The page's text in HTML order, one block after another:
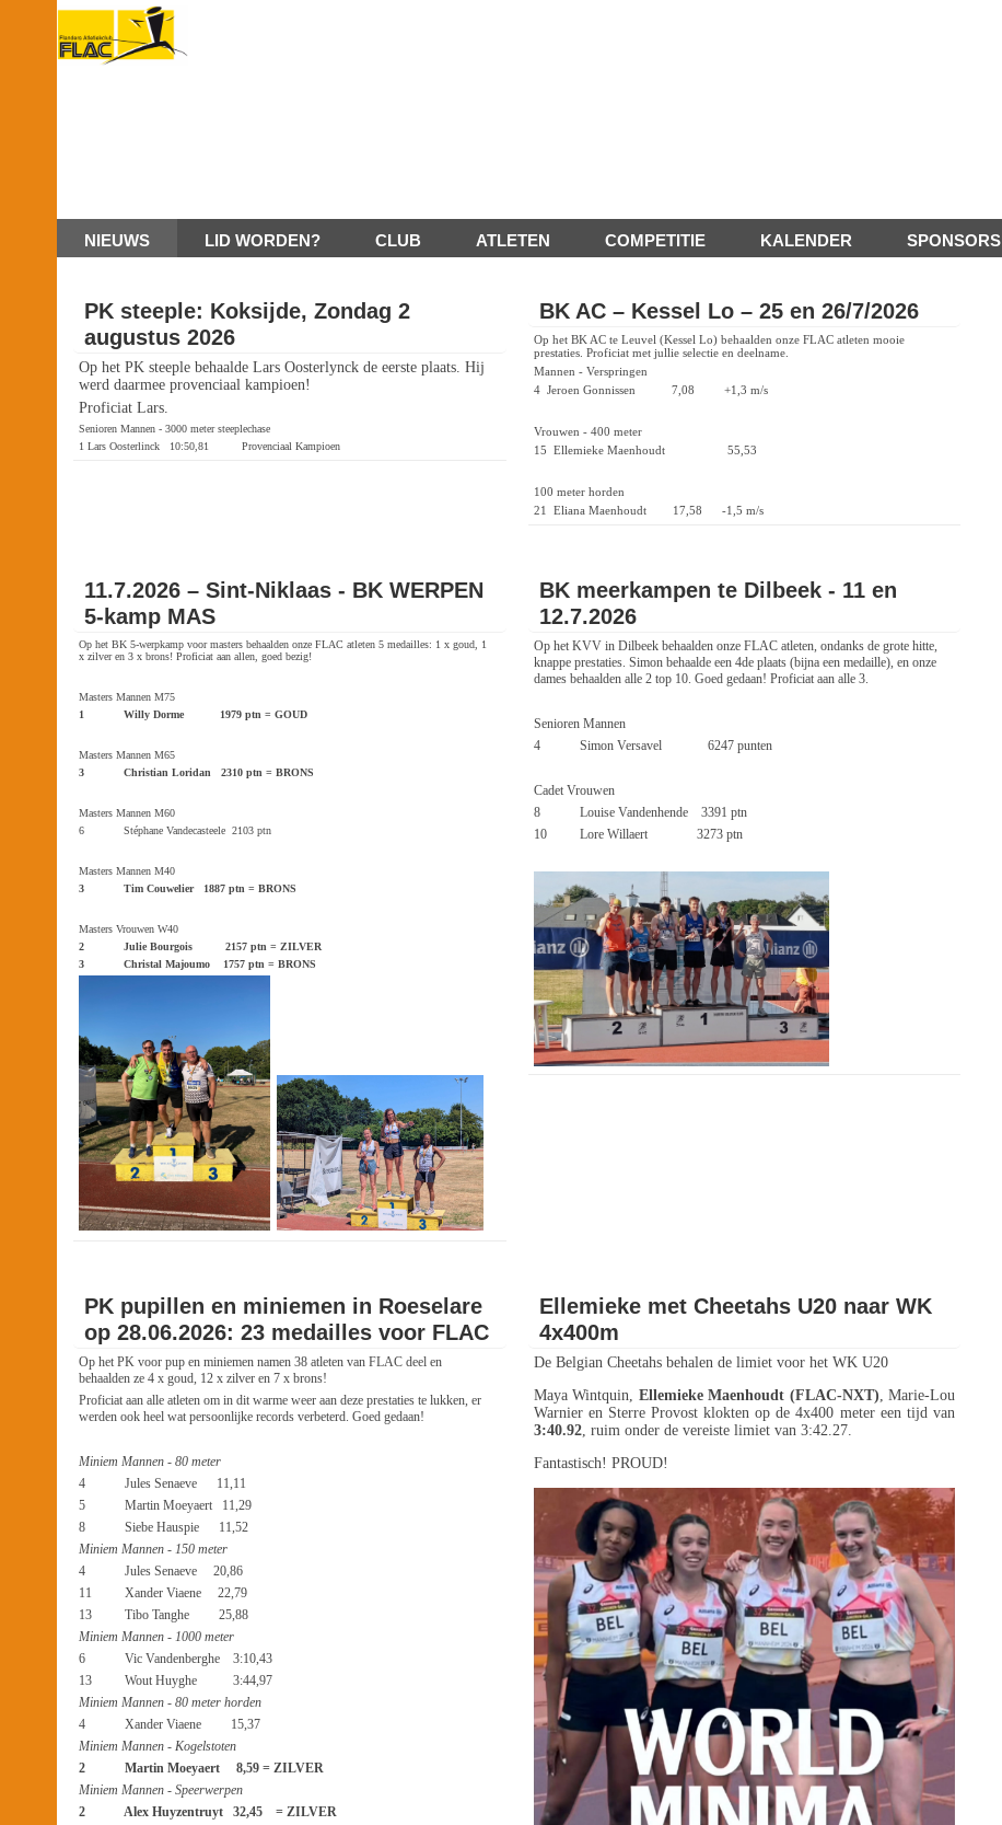
NIEUWS LID WORDEN? CLUB ATLETEN COMPETITIE KALENDER SPONSORS
PK steeple: Koksijde, Zondag 2
augustus 2026
Op het PK steeple behaalde Lars Oosterlynck de eerste plaats. Hij
werd daarmee provenciaal kampioen!
Proficiat Lars.
Senioren Mannen - 3000 meter steeplechase
1 Lars Oosterlinck 10:50,81 Provenciaal Kampioen
BK AC – Kessel Lo – 25 en 26/7/2026
Op het BK AC te Leuvel (Kessel Lo) behaalden onze FLAC atleten mooie
prestaties. Proficiat met jullie selectie en deelname.
Mannen - Verspringen
4 Jeroen Gonnissen 7,08 +1,3 m/s
Vrouwen - 400 meter
15 Ellemieke Maenhoudt 55,53
100 meter horden
21 Eliana Maenhoudt 17,58 -1,5 m/s
11.7.2026 – Sint-Niklaas - BK WERPEN
5-kamp MAS
Op het BK 5-werpkamp voor masters behaalden onze FLAC atleten 5 medailles: 1 x goud, 1
x zilver en 3 x brons! Proficiat aan allen, goed bezig!
Masters Mannen M75
1 Willy Dorme 1979 ptn = GOUD
Masters Mannen M65
3 Christian Loridan 2310 ptn = BRONS
Masters Mannen M60
6 Stéphane Vandecasteele 2103 ptn
Masters Mannen M40
3 Tim Couwelier 1887 ptn = BRONS
Masters Vrouwen W40
2 Julie Bourgois 2157 ptn = ZILVER
3 Christal Majoumo 1757 ptn = BRONS
BK meerkampen te Dilbeek - 11 en
12.7.2026
Op het KVV in Dilbeek behaalden onze FLAC atleten, ondanks de grote hitte,
knappe prestaties. Simon behaalde een 4de plaats (bijna een medaille), en onze
dames behaalden alle 2 top 10. Goed gedaan! Proficiat aan alle 3.
Senioren Mannen
4 Simon Versavel 6247 punten
Cadet Vrouwen
8 Louise Vandenhende 3391 ptn
10 Lore Willaert 3273 ptn
PK pupillen en miniemen in Roeselare
op 28.06.2026: 23 medailles voor FLAC
Op het PK voor pup en miniemen namen 38 atleten van FLAC deel en
behaalden ze 4 x goud, 12 x zilver en 7 x brons!
Proficiat aan alle atleten om in dit warme weer aan deze prestaties te lukken, er
werden ook heel wat persoonlijke records verbeterd. Goed gedaan!
Miniem Mannen - 80 meter
4 Jules Senaeve 11,11
5 Martin Moeyaert 11,29
8 Siebe Hauspie 11,52
Miniem Mannen - 150 meter
4 Jules Senaeve 20,86
11 Xander Viaene 22,79
13 Tibo Tanghe 25,88
Miniem Mannen - 1000 meter
6 Vic Vandenberghe 3:10,43
13 Wout Huyghe 3:44,97
Miniem Mannen - 80 meter horden
4 Xander Viaene 15,37
Miniem Mannen - Kogelstoten
2 Martin Moeyaert 8,59 = ZILVER
Miniem Mannen - Speerwerpen
2 Alex Huyzentruyt 32,45 = ZILVER
Ellemieke met Cheetahs U20 naar WK
4x400m
De Belgian Cheetahs behalen de limiet voor het WK U20
Maya Wintquin, Ellemieke Maenhoudt (FLAC-NXT), Marie-Lou
Warnier en Sterre Provost klokten op de 4x400 meter een tijd van
3:40.92, ruim onder de vereiste limiet van 3:42.27.
Fantastisch! PROUD!